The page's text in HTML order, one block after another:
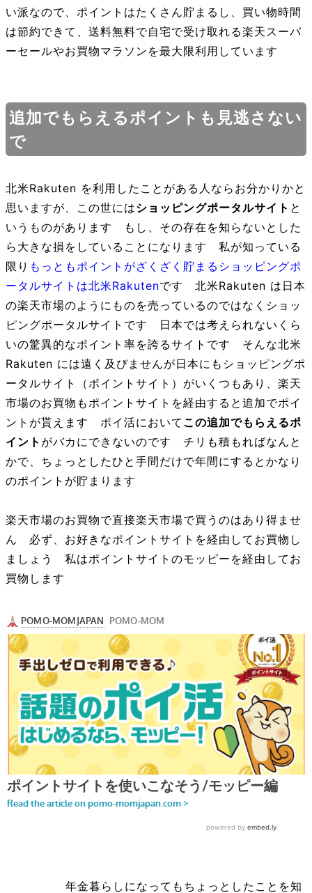
い派なので、ポイントはたくさん貯まるし、買い物時間
は節約できて、送料無料で自宅で受け取れる楽天スーパ
ーセールやお買物マラソンを最大限利用しています
追加でもらえるポイントも見逃さない
で
北米Rakuten を利用したことがある人ならお分かりかと
思いますが、この世にはショッピングポータルサイト と
いうものがあります もし、その存在を知らないとした
ら大きな損をしていることになります 私が知っている
限り もっともポイントがざくざく貯まるショッピングポ
ータルサイトは北米Rakutenです 北米Rakuten は日本
の楽天市場のようにものを売っているのではなくショッ
ピングポータルサイトです 日本では考えられないくら
いの驚異的なポイント率を誇るサイトです そんな北米
Rakuten には遠く及びませんが日本にもショッピングポ
ータルサイト（ポイントサイト）がいくつもあり、楽天
市場のお買物もポイントサイトを経由すると追加でポイ
ントが貰えます ポイ活において この追加でもらえるポ
イント がバカにできないのです チリも積もればなんと
かで、ちょっとしたひと手間だけで年間にするとかなり
のポイントが貯まります
楽天市場のお買物で直接楽天市場で買うのはあり得ませ
ん 必ず、お好きなポイントサイトを経由してお買物し
ましょう 私はポイントサイトのモッピーを経由してお
買物します
年金暮らしになってもちょっとしたことを知